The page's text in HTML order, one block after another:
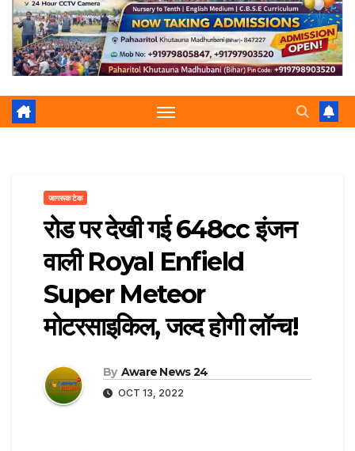
जागरूक टेक
रोड पर देखी गई 648cc इंजन
वाली Royal Enfield
Super Meteor
मोटरसाइकिल, जल्द होगी लॉन्च!
By Aware News 24
OCT 13, 2022
pa
m
e